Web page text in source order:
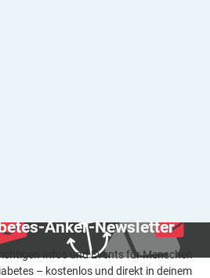
Anker-Newsletter
Infos und Events für Menschen
– kostenlos und direkt in deinem